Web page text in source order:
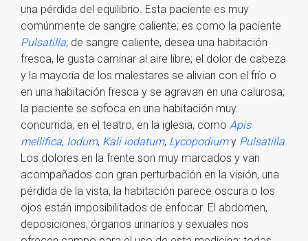
una pérdida del equilibrio. Esta paciente es muy
comúnmente de sangre caliente; es como la paciente
Pulsatilla; de sangre caliente, desea una habitación
fresca, le gusta caminar al aire libre; el dolor de cabeza
y la mayoría de los malestares se alivian con el frío o
en una habitación fresca y se agravan en una calurosa;
la paciente se sofoca en una habitación muy
concurrida, en el teatro, en la iglesia, como Apis
mellifica, Iodum, Kali iodatum, Lycopodium y Pulsatilla.
Los dolores en la frente son muy marcados y van
acompañados con gran perturbación en la visión, una
pérdida de la vista, la habitación parece oscura o los
ojos están imposibilitados de enfocar. El abdomen,
deposiciones, órganos urinarios y sexuales nos